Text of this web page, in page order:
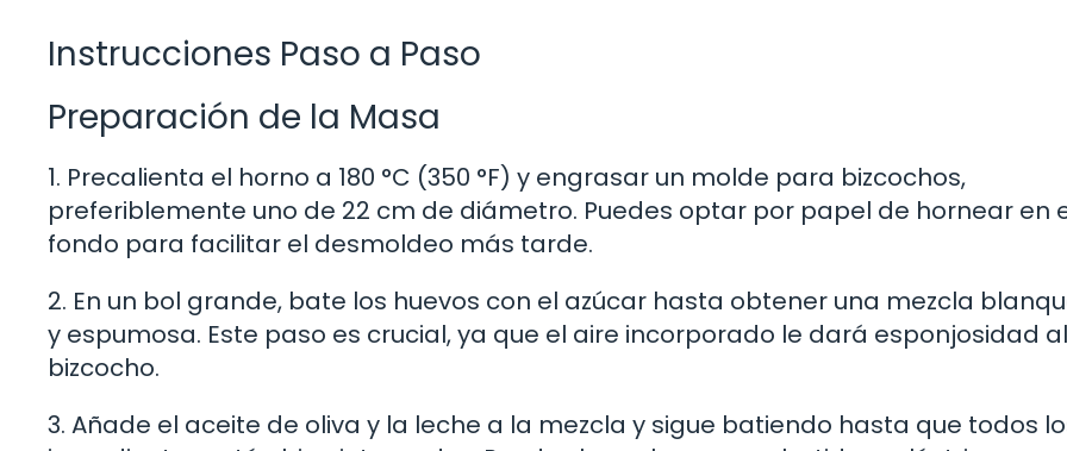
Instrucciones Paso a Paso
Preparación de la Masa
1. Precalienta el horno a 180 °C (350 °F) y engrasar un molde para bizcochos,
preferiblemente uno de 22 cm de diámetro. Puedes optar por papel de hornear en
fondo para facilitar el desmoldeo más tarde.
2. En un bol grande, bate los huevos con el azúcar hasta obtener una mezcla
y espumosa. Este paso es crucial, ya que el aire incorporado le dará esponjosidad al
bizcocho.
3. Añade el aceite de oliva y la leche a la mezcla y sigue batiendo hasta que todos